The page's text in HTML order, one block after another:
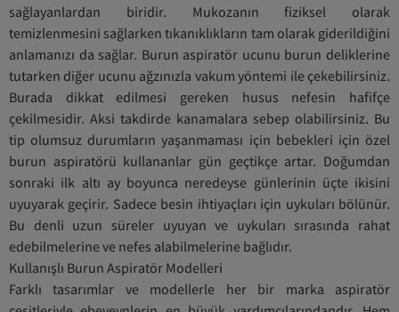
sağlayanlardan biridir. Mukozanın fiziksel olarak
temizlenmesini sağlarken tıkanıklıkların tam olarak giderildiğini
anlamanızı da sağlar. Burun aspiratör ucunu burun deliklerine
tutarken diğer ucunu ağzınızla vakum yöntemi ile çekebilirsiniz.
Burada dikkat edilmesi gereken husus nefesin hafifçe
çekilmesidir. Aksi takdirde kanamalara sebep olabilirsiniz. Bu
tip olumsuz durumların yaşanmaması için bebekleri için özel
burun aspiratörü kullananlar gün geçtikçe artar. Doğumdan
sonraki ilk altı ay boyunca neredeyse günlerinin üçte ikisini
uyuyarak geçirir. Sadece besin ihtiyaçları için uykuları bölünür.
Bu denli uzun süreler uyuyan ve uykuları sırasında rahat
edebilmelerine ve nefes alabilmelerine bağlıdır.
Kullanışlı Burun Aspiratör Modelleri
Farklı tasarımlar ve modellerle her bir marka aspiratör